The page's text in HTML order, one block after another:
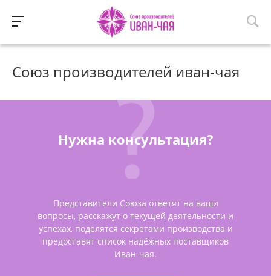
Союз производителей иван-чая
Нужна консультация?
Представители Союза ответят на ваши
вопросы, расскажут о текущей деятельности и
успехах, поделятся секретами производства и
предоставят список надёжных поставщиков
Иван-чая.